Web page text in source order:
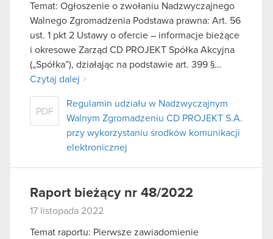
Temat: Ogłoszenie o zwołaniu Nadzwyczajnego
Walnego Zgromadzenia Podstawa prawna: Art. 56
ust. 1 pkt 2 Ustawy o ofercie – informacje bieżące
i okresowe Zarząd CD PROJEKT Spółka Akcyjna
(„Spółka”), działając na podstawie art. 399 §…
Czytaj dalej
PDF
Regulamin udziału w Nadzwyczajnym
Walnym Zgromadzeniu CD PROJEKT S.A.
przy wykorzystaniu środków komunikacji
elektronicznej
Raport bieżący nr 48/2022
17 listopada 2022
Temat raportu: Pierwsze zawiadomienie